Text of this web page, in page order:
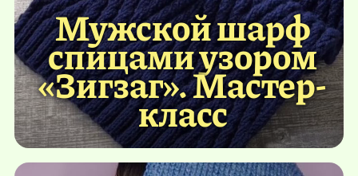
Мужской шарф
спицами узором
«Зигзаг». Мастер-
класс